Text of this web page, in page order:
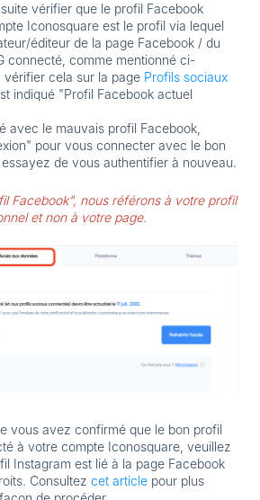
vérifier que le profil Facebook
Iconosquare est le profil via lequel
éditeur de la page Facebook / du
connecté, comme mentionné ci-
vérifier cela sur la page Profils sociaux
indiqué "Profil Facebook actuel
avec le mauvais profil Facebook,
pour vous connecter avec le bon
de vous authentifier à nouveau.
Facebook", nous référons à votre profil
et non à votre page.
vous avez confirmé que le bon profil
à votre compte Iconosquare, veuillez
Instagram est lié à la page Facebook
Consultez cet article pour plus